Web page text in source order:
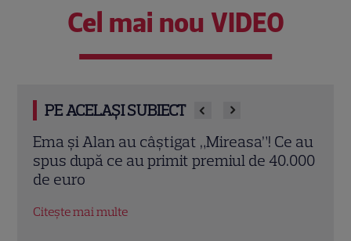
Cel mai nou VIDEO
PE ACELAȘI SUBIECT
Febra Panini FIFA World Cup 2026 a ajuns
în București. Messi și Lamine Yamal,
cele mai căutate stickere
Citește mai multe